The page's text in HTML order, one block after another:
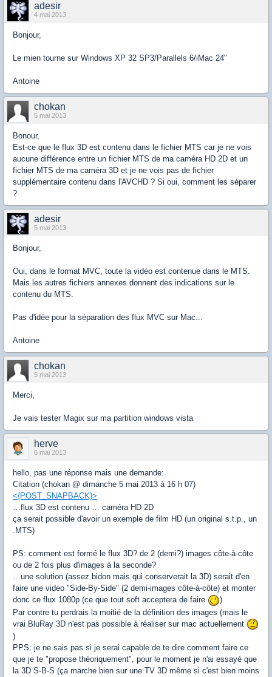
adesir
4 mai 2013
Bonjour,
Le mien tourne sur Windows XP 32 SP3/Parallels 6/iMac 24"
Antoine
chokan
5 mai 2013
Bonour,
Est-ce que le flux 3D est contenu dans le fichier MTS car je ne vois
aucune différence entre un fichier MTS de ma caméra HD 2D et un
fichier MTS de ma caméra 3D et je ne vois pas de fichier
supplémentaire contenu dans l'AVCHD ? Si oui, comment les séparer
?
adesir
5 mai 2013
Bonjour,
Oui, dans le format MVC, toute la vidéo est contenue dans le MTS.
Mais les autres fichiers annexes donnent des indications sur le
contenu du MTS.
Pas d'idée pour la séparation des flux MVC sur Mac...
Antoine
chokan
5 mai 2013
Merci,
Je vais tester Magix sur ma partition windows vista
herve
6 mai 2013
hello, pas une réponse mais une demande:
Citation (chokan @ dimanche 5 mai 2013 à 16 h 07)
<{POST_SNAPBACK}>
…flux 3D est contenu … caméra HD 2D
ça serait possible d'avoir un exemple de film HD (un original s.t.p., un
.MTS)
PS: comment est formé le flux 3D? de 2 (demi?) images côte-à-côte
ou de 2 fois plus d'images à la seconde?
…une solution (assez bidon mais qui conserverait la 3D) serait d'en
faire une video "Side-By-Side" (2 demi-images côte-à-côte) et monter
donc ce flux 1080p (ce que tout soft acceptera de faire
)
Par contre tu perdrais la moitié de la définition des images (mais le
vrai BluRay 3D n'est pas possible à réaliser sur mac actuellement
)
PPS: je ne sais pas si je serai capable de te dire comment faire ce
que je te "propose théoriquement", pour le moment je n'ai essayé que
la 3D S-B-S (ça marche bien sur une TV 3D même si c'est bien moins